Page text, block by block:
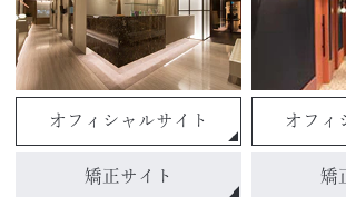
オフィシャルサイト
矯正サイト
オフィ
矯